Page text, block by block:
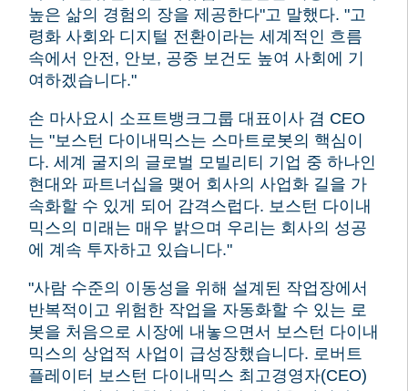
높은 삶의 경험의 장을 제공한다"고 말했다. "고
령화 사회와 디지털 전환이라는 세계적인 흐름
속에서 안전, 안보, 공중 보건도 높여 사회에 기
여하겠습니다."
손 마사요시 소프트뱅크그룹 대표이사 겸 CEO
는 "보스턴 다이내믹스는 스마트로봇의 핵심이
다. 세계 굴지의 글로벌 모빌리티 기업 중 하나인
현대와 파트너십을 맺어 회사의 사업화 길을 가
속화할 수 있게 되어 감격스럽다. 보스턴 다이내
믹스의 미래는 매우 밝으며 우리는 회사의 성공
에 계속 투자하고 있습니다."
"사람 수준의 이동성을 위해 설계된 작업장에서
반복적이고 위험한 작업을 자동화할 수 있는 로
봇을 처음으로 시장에 내놓으면서 보스턴 다이내
믹스의 상업적 사업이 급성장했습니다. 로버트
플레이터 보스턴 다이내믹스 최고경영자(CEO)